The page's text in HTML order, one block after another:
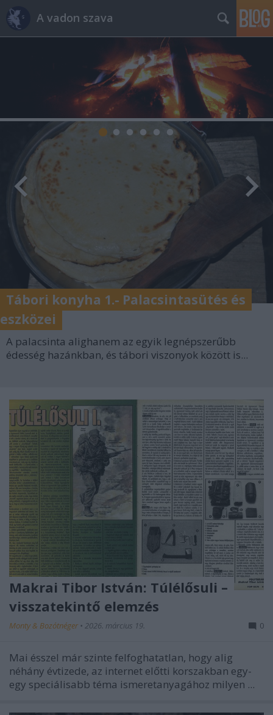
A vadon szava
Tábori konyha 1.- Palacsintasütés és
eszközei
A palacsinta alighanem az egyik legnépszerűbb
édesség hazánkban, és tábori viszonyok között is...
Makrai Tibor István: Túlélősuli –
visszatekintő elemzés
Monty & Bozótnéger • 2026. március 19. 0
Mai ésszel már szinte felfoghatatlan, hogy alig
néhány évtizede, az internet előtti korszakban egy-
egy speciálisabb téma ismeretanyagához milyen ...